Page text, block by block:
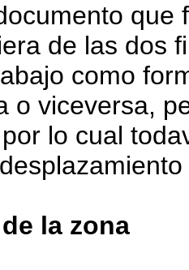
que
de las dos
como
o viceversa,
lo cual
la zona